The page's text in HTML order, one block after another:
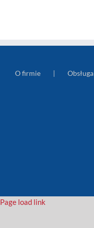
O firmie Obsługa
Page load link